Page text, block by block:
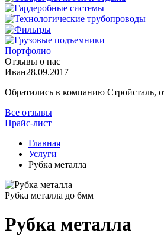
Портфолио
Отзывы о нас
Иван28.09.2017
Обратились в компанию Стройсталь,
Все отзывы
Прайс-лист
Главная
Услуги
Рубка металла
Рубка металла до 6мм
Рубка металла